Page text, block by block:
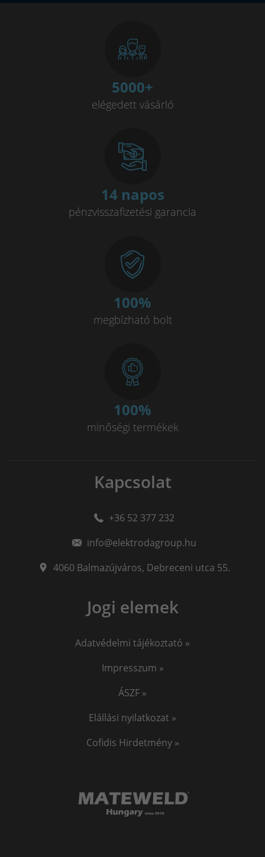
5000+
elégedett vásárló
14 napos
pénzvisszafizetési garancia
100%
megbízható bolt
100%
minőségi termékek
Kapcsolat
+36 52 377 232
info@elektrodagroup.hu
4060 Balmazújváros, Debreceni utca 55.
Jogi elemek
Adatvédelmi tájékoztató »
Impresszum »
ÁSZF »
Elállási nyilatkozat »
Cofidis Hirdetmény »